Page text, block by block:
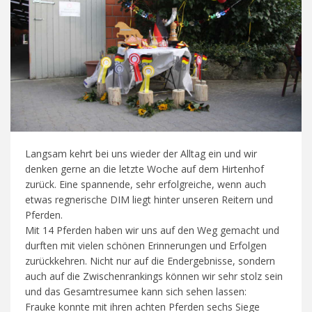
Langsam kehrt bei uns wieder der Alltag ein und wir
denken gerne an die letzte Woche auf dem Hirtenhof
zurück. Eine spannende, sehr erfolgreiche, wenn auch
etwas regnerische DIM liegt hinter unseren Reitern und
Pferden.
Mit 14 Pferden haben wir uns auf den Weg gemacht und
durften mit vielen schönen Erinnerungen und Erfolgen
zurückkehren. Nicht nur auf die Endergebnisse, sondern
auch auf die Zwischenrankings können wir sehr stolz sein
und das Gesamtresumee kann sich sehen lassen:
Frauke konnte mit ihren achten Pferden sechs Siege